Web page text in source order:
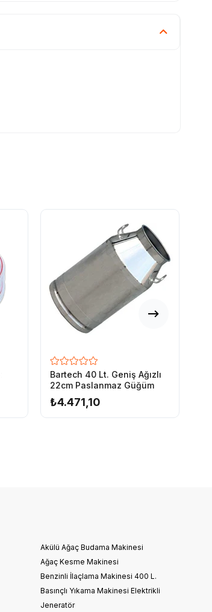
Bartech 40 Lt. Geniş Ağızlı
22cm Paslanmaz Güğüm
₺4.471,10
Akülü Ağaç Budama Makinesi
Ağaç Kesme Makinesi
Benzinli İlaçlama Makinesi 400 L.
Basınçlı Yıkama Makinesi Elektrikli
Jeneratör